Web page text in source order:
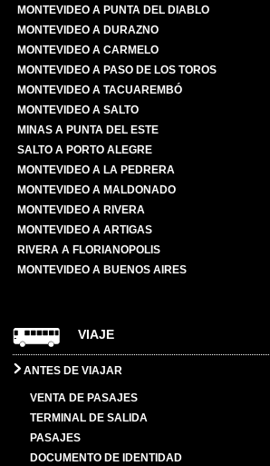
MONTEVIDEO A PUNTA DEL DIABLO
MONTEVIDEO A DURAZNO
MONTEVIDEO A CARMELO
MONTEVIDEO A PASO DE LOS TOROS
MONTEVIDEO A TACUAREMBÓ
MONTEVIDEO A SALTO
MINAS A PUNTA DEL ESTE
SALTO A PORTO ALEGRE
MONTEVIDEO A LA PEDRERA
MONTEVIDEO A MALDONADO
MONTEVIDEO A RIVERA
MONTEVIDEO A ARTIGAS
RIVERA A FLORIANOPOLIS
MONTEVIDEO A BUENOS AIRES
VIAJE
ANTES DE VIAJAR
VENTA DE PASAJES
TERMINAL DE SALIDA
PASAJES
DOCUMENTO DE IDENTIDAD